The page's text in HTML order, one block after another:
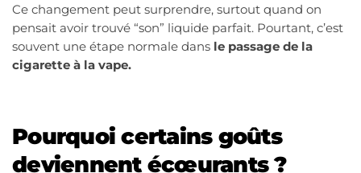
Ce changement peut surprendre, surtout quand on
pensait avoir trouvé “son” liquide parfait. Pourtant, c’est
souvent une étape normale dans le passage de la
cigarette à la vape.
Pourquoi certains goûts
deviennent écœurants ?